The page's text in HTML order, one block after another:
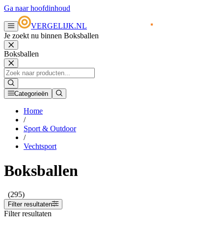
Ga naar hoofdinhoud
VERGELIJK.NL
Je zoekt nu binnen Boksballen
Boksballen
Categorieën
Home
/
Sport & Outdoor
/
Vechtsport
Boksballen
(295)
Filter resultaten
Filter resultaten